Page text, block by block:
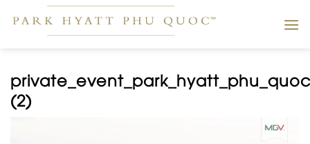
private_event_park_hyatt_phu_quoc
(2)